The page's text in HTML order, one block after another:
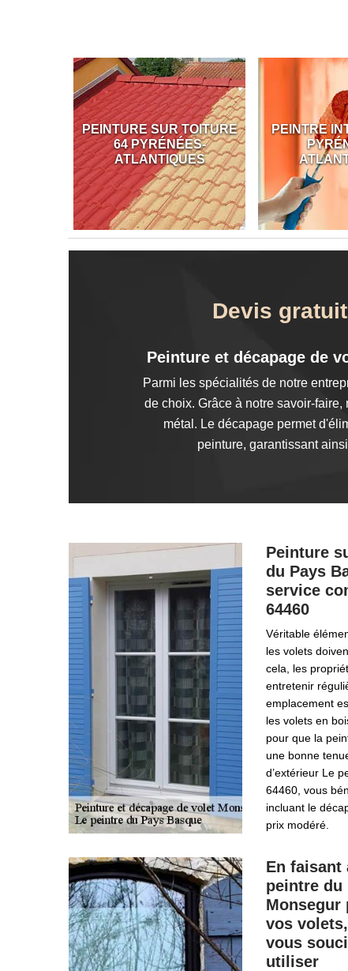
PEINTURE SUR TOITURE
64 PYRÉNÉES-
ATLANTIQUES
PEINTRE INTÉRIEUR 64
PYRÉNÉES-
ATLANTIQUES
Devis
Peinture et décapage de
Parmi les spécialités de notre
de choix. Grâce à notre savoir-
métal. Le décapage permet
peinture, garantissant
Peinture
du Pays
service
64460
Véritable
les volets
cela, les
entretenir
emplacement
les volets en
pour que la
une bonne
d’extérieur Le
64460, vous
incluant le
prix modéré.
En faisant
peintre du
Monsegur
vos
vous
utiliser